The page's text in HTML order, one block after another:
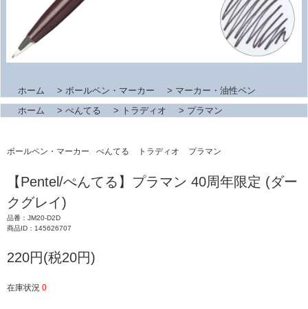
ホーム > ボールペン・マーカー > マーカー・油性ペン
ホーム
> ぺんてる > トラディオ > プラマン
ボールペン・マーカー ぺんてる トラディオ プラマン
【Pentel/ぺんてる】プラマン 40周年限定 (ダー
クグレイ)
品番：JM20-D2D
商品ID：145626707
220円(税20円)
在庫状況 0